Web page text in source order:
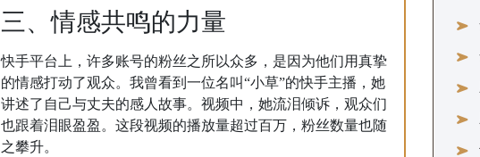
三、情感共鸣的力量
快手平台上，许多账号的粉丝之所以众多，是因为他们用真挚
的情感打动了观众。我曾看到一位名叫“小草”的快手主播，她
讲述了自己与丈夫的感人故事。视频中，她流泪倾诉，观众们
也跟着泪眼盈盈。这段视频的播放量超过百万，粉丝数量也随
之攀升。